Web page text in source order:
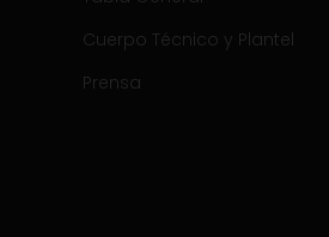
Cuerpo Técnico y Plantel
Prensa